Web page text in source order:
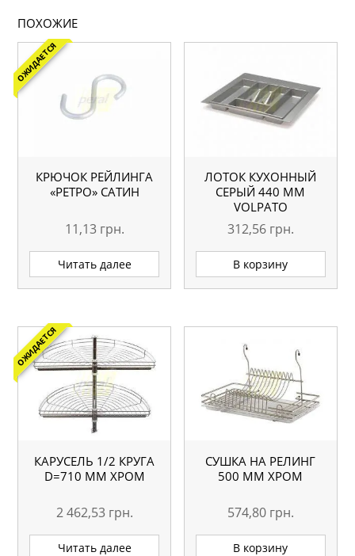
ПОХОЖИЕ
ОЖИДАЕТСЯ
КРЮЧОК РЕЙЛИНГА
«РЕТРО» САТИН
11,13 грн.
Читать далее
ЛОТОК КУХОННЫЙ
СЕРЫЙ 440 ММ
VOLPATO
312,56 грн.
В корзину
ОЖИДАЕТСЯ
КАРУСЕЛЬ 1/2 КРУГА
D=710 ММ ХРОМ
2 462,53 грн.
Читать далее
СУШКА НА РЕЛИНГ
500 ММ ХРОМ
574,80 грн.
В корзину